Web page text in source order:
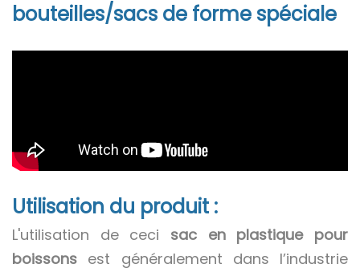
bouteilles/sacs de forme spéciale
Utilisation du produit :
L'utilisation de ceci sac en plastique pour
boissons est généralement dans l’industrie